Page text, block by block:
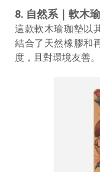
8. 自然系｜軟木
這款軟木瑜珈墊以
結合了天然橡膠和
度，且對環境友善。